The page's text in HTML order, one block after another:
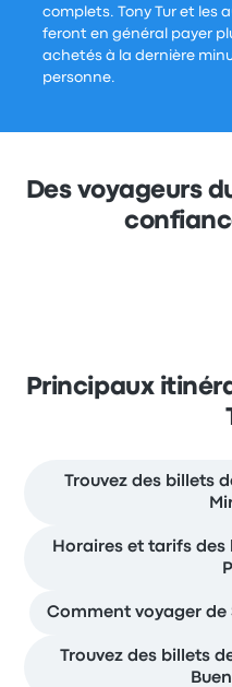
complets. Tony Tur et les
feront en général payer
achetés à la dernière
personne.
Des voyageurs
Principaux
Trouvez des billets
Horaires et tarifs des
Comment voyager de
Trouvez des billets